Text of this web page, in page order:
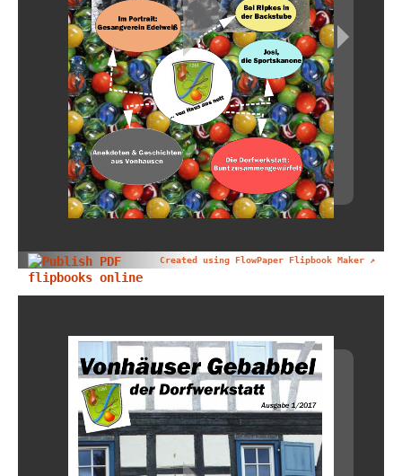
Created using FlowPaper Flipbook Maker ↗